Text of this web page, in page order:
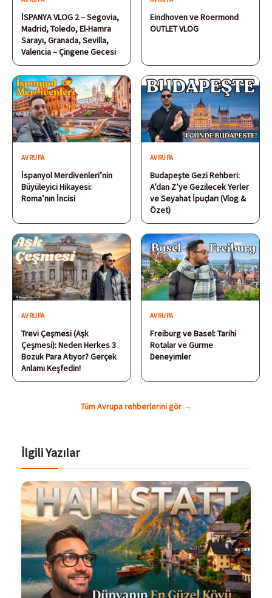
İSPANYA VLOG 2 – Segovia,
Madrid, Toledo, El-Hamra
Sarayı, Granada, Sevilla,
Valencia – Çingene Gecesi
Eindhoven ve Roermond
OUTLET VLOG
AVRUPA
İspanyol Merdivenleri’nin
Büyüleyici Hikayesi:
Roma’nın İncisi
AVRUPA
Budapeşte Gezi Rehberi:
A’dan Z’ye Gezilecek Yerler
ve Seyahat İpuçları (Vlog &
Özet)
AVRUPA
Trevi Çeşmesi (Aşk
Çeşmesi): Neden Herkes 3
Bozuk Para Atıyor? Gerçek
Anlamı Keşfedin!
AVRUPA
Freiburg ve Basel: Tarihi
Rotalar ve Gurme
Deneyimler
Tüm Avrupa rehberlerini gör →
İlgili Yazılar